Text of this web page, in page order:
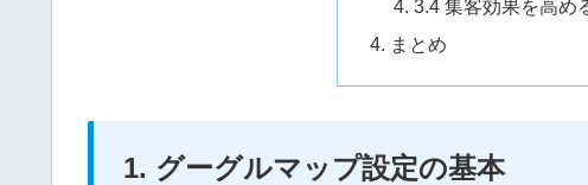
3.4 集客効果を高め
まとめ
1. グーグルマップ設定の基本